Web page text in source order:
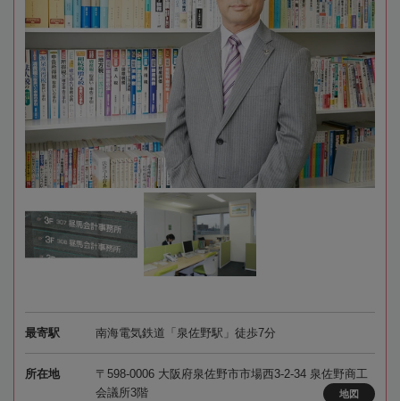
最寄駅 南海電気鉄道「泉佐野駅」徒歩7分
所在地
〒598-0006 大阪府泉佐野市市場西3-2-34 泉佐野商工
会議所3階
地図